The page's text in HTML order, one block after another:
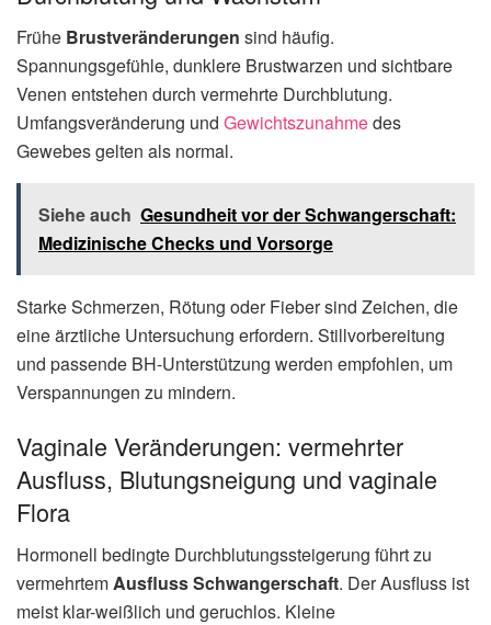
Frühe Brustveränderungen sind häufig.
Spannungsgefühle, dunklere Brustwarzen und sichtbare
Venen entstehen durch vermehrte Durchblutung.
Umfangsveränderung und Gewichtszunahmedes
Gewebes gelten als normal.
Siehe auch Gesundheit vor der Schwangerschaft:
Medizinische Checks und Vorsorge
Starke Schmerzen, Rötung oder Fieber sind Zeichen, die
eine ärztliche Untersuchung erfordern. Stillvorbereitung
und passende BH-Unterstützung werden empfohlen, um
Verspannungen zu mindern.
Vaginale Veränderungen: vermehrter
Ausfluss, Blutungsneigung und vaginale
Flora
Hormonell bedingte Durchblutungssteigerung führt zu
vermehrtemAusfluss Schwangerschaft. Der Ausfluss ist
meist klar-weißlich und geruchlos. Kleine